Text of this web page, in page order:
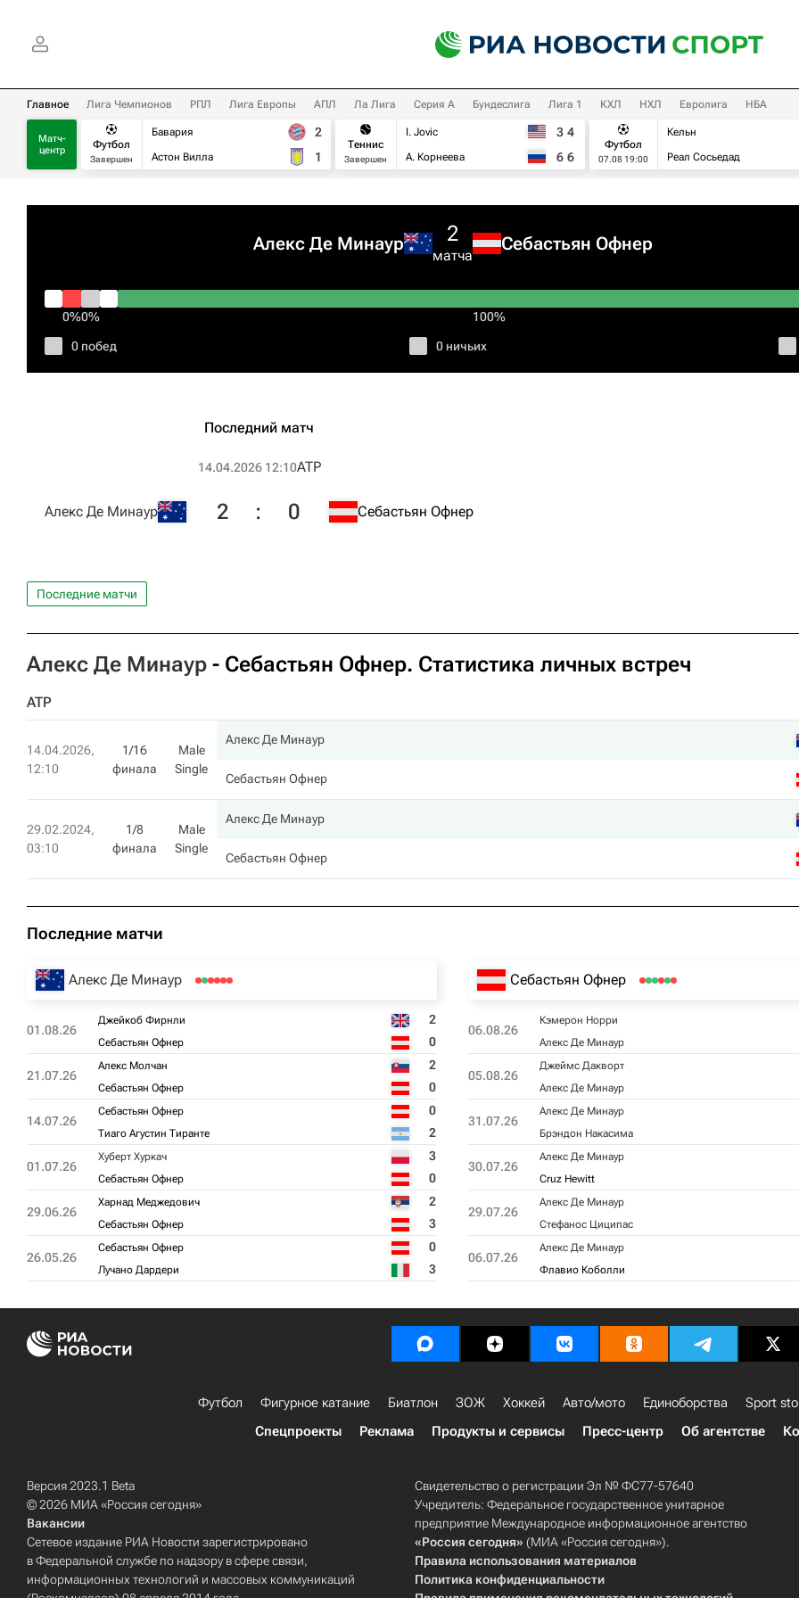
Главное Лига Чемпионов РПЛ Лига Европы АПЛ Ла Лига Серия А Бундеслига Лига 1 КХЛ НХЛ Евролига НБА
Матч-
центр
Футбол
Завершен
Бавария
Астон Вилла
2
1
Теннис
Завершен
I. Jovic
А. Корнеева
3 4
6 6
Футбол
07.08 19:00
Кельн
Реал Сосьедад
Алекс Де Минаур 2
матча
Себастьян Офнер
0%0% 100%
0 побед 0 ничьих
Последний матч
14.04.2026 12:10ATP
Алекс Де Минаур 2 : 0 Себастьян Офнер
Последние матчи
Алекс Де Минаур - Себастьян Офнер. Статистика личных встреч
ATP
14.04.2026,
12:10
1/16
финала
Male
Single
Алекс Де Минаур
Себастьян Офнер
29.02.2024,
03:10
1/8
финала
Male
Single
Алекс Де Минаур
Себастьян Офнер
Последние матчи
Алекс Де Минаур
01.08.26
Джейкоб Фирнли 2
Себастьян Офнер 0
21.07.26
Алекс Молчан 2
Себастьян Офнер 0
14.07.26
Себастьян Офнер 0
Тиаго Агустин Тиранте 2
01.07.26
Хуберт Хуркач 3
Себастьян Офнер 0
29.06.26
Харнад Меджедович 2
Себастьян Офнер 3
26.05.26
Себастьян Офнер 0
Лучано Дардери 3
Себастьян Офнер
06.08.26
Кэмерон Норри
Алекс Де Минаур
05.08.26
Джеймс Дакворт
Алекс Де Минаур
31.07.26
Алекс Де Минаур
Брэндон Накаcима
30.07.26
Алекс Де Минаур
Cruz Hewitt
29.07.26
Алекс Де Минаур
Стефанос Циципас
06.07.26
Алекс Де Минаур
Флавио Коболли
Футбол Фигурное катание Биатлон ЗОЖ Хоккей Авто/мото Единоборства Sport
Спецпроекты
Реклама Продукты и сервисы Пресс-центр Об агентстве
Версия 2023.1 Beta
© 2026 МИА «Россия сегодня»
Вакансии
Сетевое издание РИА Новости зарегистрировано
в Федеральной службе по надзору в сфере связи,
информационных технологий и массовых коммуникаций
Свидетельство о регистрации Эл № ФС77-57640
Учредитель: Федеральное государственное унитарное
предприятие Международное информационное агентство
«Россия сегодня» (МИА «Россия сегодня»).
Правила использования материалов
Политика конфиденциальности